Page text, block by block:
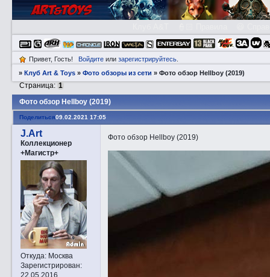
Привет, Гость! Войдитеили зарегистрируйтесь.
»Клуб Art & Toys »Фото обзоры из сети »Фото обзор Hellboy (2019)
Фото обзор Hellboy (2019)
Страница: 1
Поделиться09.02.2021 17:05
J.Art
Коллекционер
+Магистр+
Откуда:Москва
Зарегистрирован:
22.05.2016
Фото обзор Hellboy (2019)